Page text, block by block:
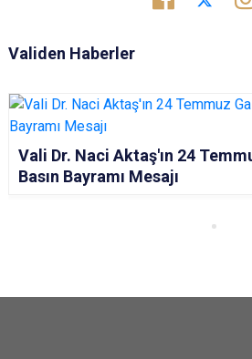
Validen Haberler
Vali Dr. Naci Aktaş'ın 24
Basın Bayramı Mesajı